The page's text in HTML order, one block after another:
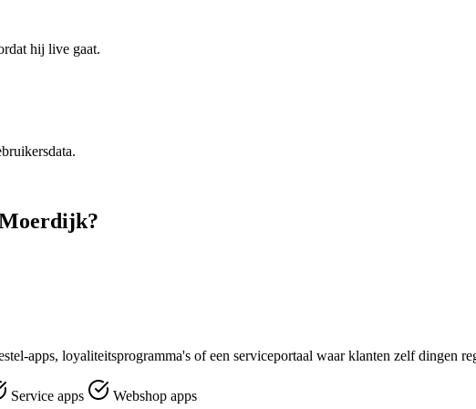
hij live gaat.
apps, loyaliteitsprogramma's of een serviceportaal waar klanten zelf dingen
Service apps Webshop apps